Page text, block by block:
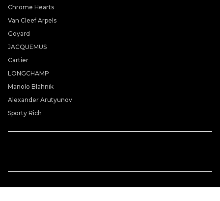
Chrome Hearts
Van Cleef Arpels
Goyard
JACQUEMUS
Cartier
LONGCHAMP
Manolo Blahnik
Alexander Arutyunov
Sporty Rich